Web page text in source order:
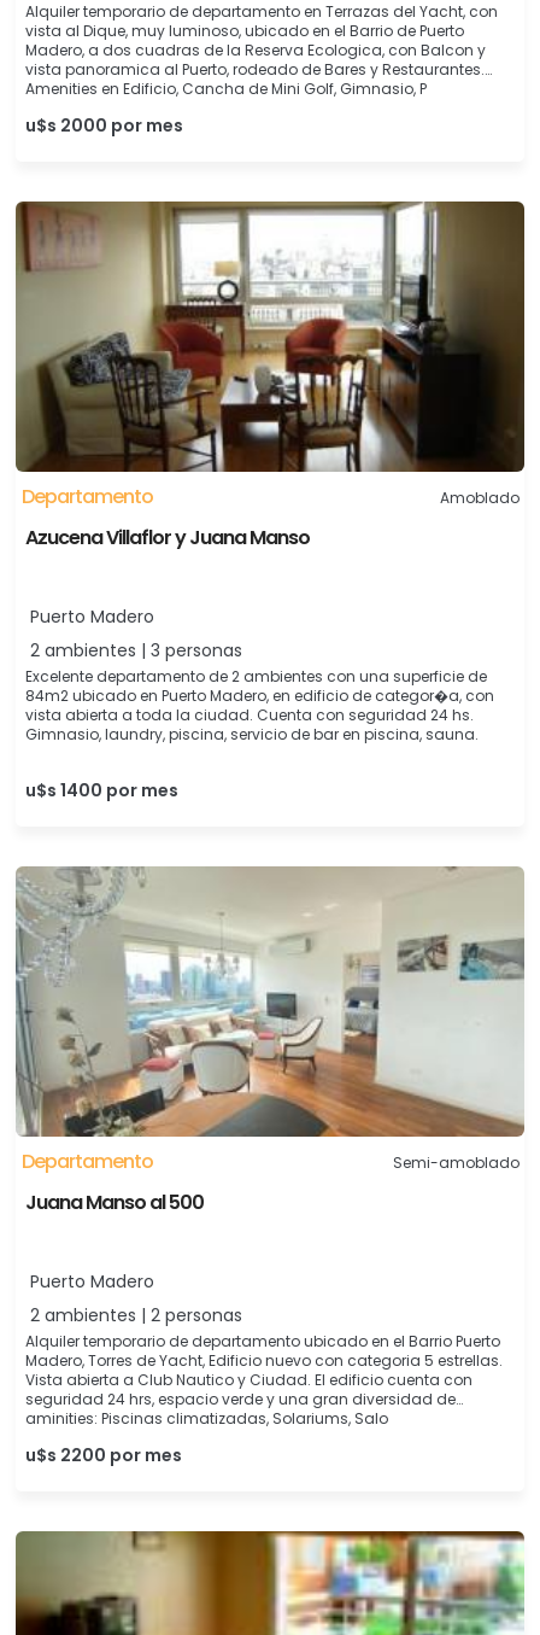
Alquiler temporario de departamento en Terrazas del Yacht, con
vista al Dique, muy luminoso, ubicado en el Barrio de Puerto
Madero, a dos cuadras de la Reserva Ecologica, con Balcon y
vista panoramica al Puerto, rodeado de Bares y Restaurantes.
Amenities en Edificio, Cancha de Mini Golf, Gimnasio, P
u$s 2000 por mes
Departamento Amoblado
Azucena Villaflor y Juana Manso
Puerto Madero
2 ambientes | 3 personas
Excelente departamento de 2 ambientes con una superficie de
84m2 ubicado en Puerto Madero, en edificio de categor�a, con
vista abierta a toda la ciudad. Cuenta con seguridad 24 hs.
Gimnasio, laundry, piscina, servicio de bar en piscina, sauna.
u$s 1400 por mes
Departamento Semi-amoblado
Juana Manso al 500
Puerto Madero
2 ambientes | 2 personas
Alquiler temporario de departamento ubicado en el Barrio Puerto
Madero, Torres de Yacht, Edificio nuevo con categoria 5 estrellas.
Vista abierta a Club Nautico y Ciudad. El edificio cuenta con
seguridad 24 hrs, espacio verde y una gran diversidad de
aminities: Piscinas climatizadas, Solariums, Salo
u$s 2200 por mes